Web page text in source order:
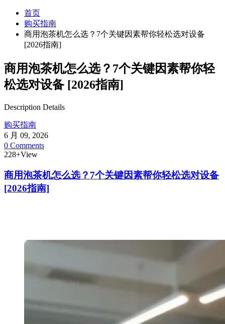
首页
购买指南
商用泡茶机怎么选？7个关键因素帮你轻松选对设备
[2026指南]
商用泡茶机怎么选？7个关键因素帮你轻
松选对设备 [2026指南]
Description Details
购买指南
6 月 09, 2026
0 Comments
228+View
商用泡茶机怎么选？7个关键因素帮你轻松选对设备
[2026指南]